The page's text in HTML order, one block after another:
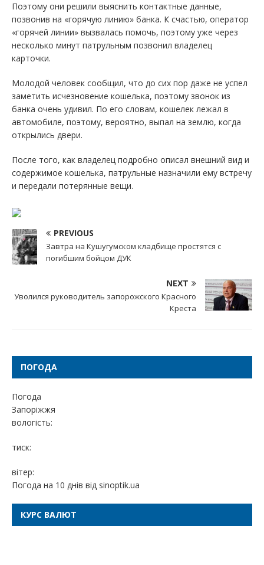
Поэтому они решили выяснить контактные данные,
позвонив на «горячую линию» банка. К счастью, оператор
«горячей линии» вызвалась помочь, поэтому уже через
несколько минут патрульным позвонил владелец
карточки.
Молодой человек сообщил, что до сих пор даже не успел
заметить исчезновение кошелька, поэтому звонок из
банка очень удивил. По его словам, кошелек лежал в
автомобиле, поэтому, вероятно, выпал на землю, когда
открылись двери.
После того, как владелец подробно описал внешний вид и
содержимое кошелька, патрульные назначили ему встречу
и передали потерянные вещи.
PREVIOUS
Завтра на Кушугумском кладбище простятся с
погибшим бойцом ДУК
NEXT
Уволился руководитель запорожского Красного
Креста
ПОГОДА
Погода
Запоріжжя
вологість:
тиск:
вітер:
Погода на 10 днів від sinoptik.ua
КУРС ВАЛЮТ